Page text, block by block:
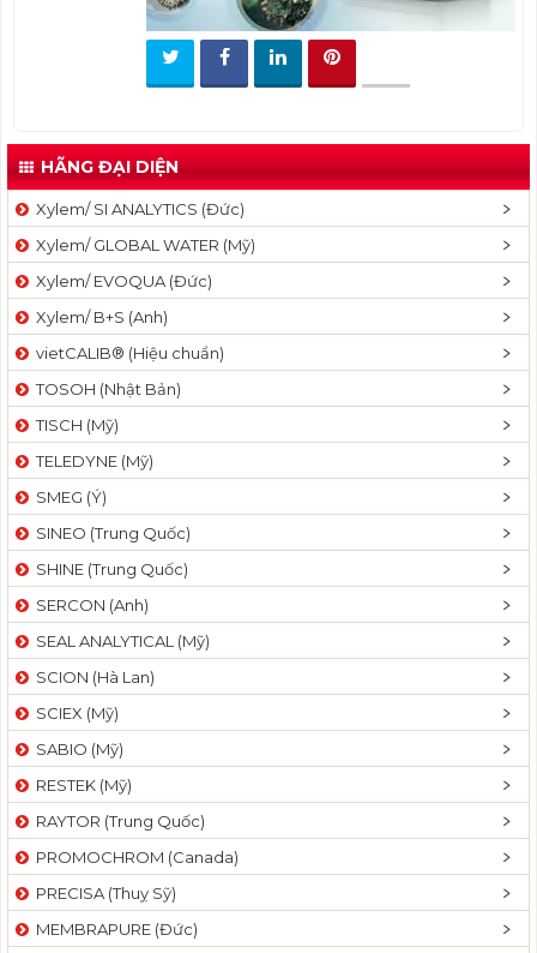
HÃNG ĐẠI DIỆN
Xylem/ SI ANALYTICS (Đức)
Xylem/ GLOBAL WATER (Mỹ)
Xylem/ EVOQUA (Đức)
Xylem/ B+S (Anh)
vietCALIB® (Hiệu chuẩn)
TOSOH (Nhật Bản)
TISCH (Mỹ)
TELEDYNE (Mỹ)
SMEG (Ý)
SINEO (Trung Quốc)
SHINE (Trung Quốc)
SERCON (Anh)
SEAL ANALYTICAL (Mỹ)
SCION (Hà Lan)
SCIEX (Mỹ)
SABIO (Mỹ)
RESTEK (Mỹ)
RAYTOR (Trung Quốc)
PROMOCHROM (Canada)
PRECISA (Thuỵ Sỹ)
MEMBRAPURE (Đức)